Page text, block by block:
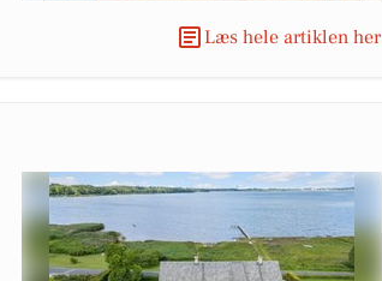
Læs hele artiklen her